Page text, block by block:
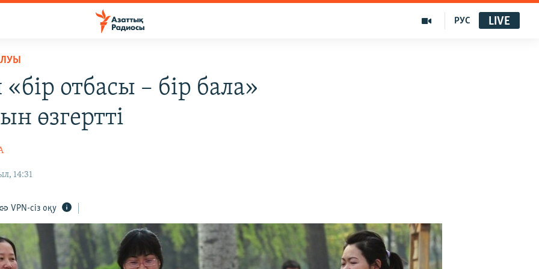
РУС LIVE
отбасы – бір бала»
өзгертті
14:31
VPN-сіз оқу